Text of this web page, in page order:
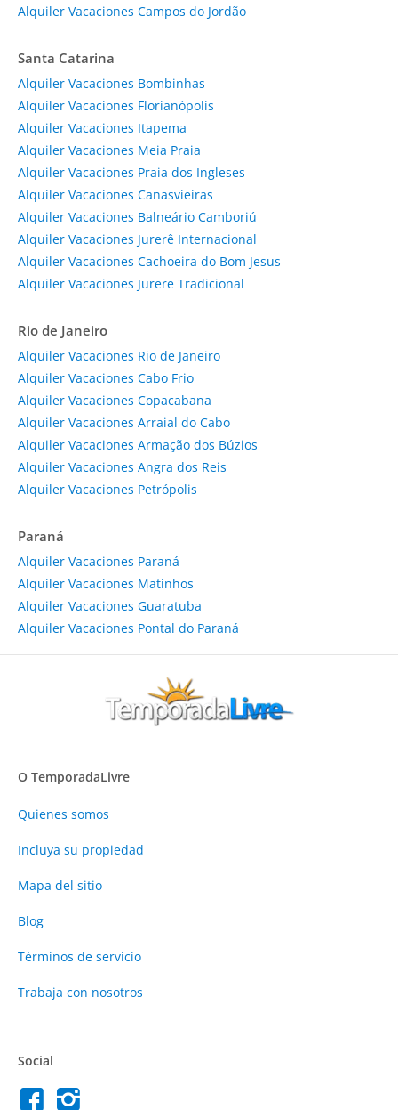
Alquiler Vacaciones Campos do Jordão
Santa Catarina
Alquiler Vacaciones Bombinhas
Alquiler Vacaciones Florianópolis
Alquiler Vacaciones Itapema
Alquiler Vacaciones Meia Praia
Alquiler Vacaciones Praia dos Ingleses
Alquiler Vacaciones Canasvieiras
Alquiler Vacaciones Balneário Camboriú
Alquiler Vacaciones Jurerê Internacional
Alquiler Vacaciones Cachoeira do Bom Jesus
Alquiler Vacaciones Jurere Tradicional
Rio de Janeiro
Alquiler Vacaciones Rio de Janeiro
Alquiler Vacaciones Cabo Frio
Alquiler Vacaciones Copacabana
Alquiler Vacaciones Arraial do Cabo
Alquiler Vacaciones Armação dos Búzios
Alquiler Vacaciones Angra dos Reis
Alquiler Vacaciones Petrópolis
Paraná
Alquiler Vacaciones Paraná
Alquiler Vacaciones Matinhos
Alquiler Vacaciones Guaratuba
Alquiler Vacaciones Pontal do Paraná
O TemporadaLivre
Quienes somos
Incluya su propiedad
Mapa del sitio
Blog
Términos de servicio
Trabaja con nosotros
Social